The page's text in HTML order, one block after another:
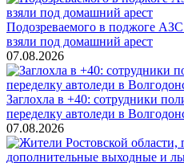
Подозреваемого в поджоге
взяли под домашний арест
07.08.2026
Заглохла в +40: сотрудники
переделку автоледи в
07.08.2026